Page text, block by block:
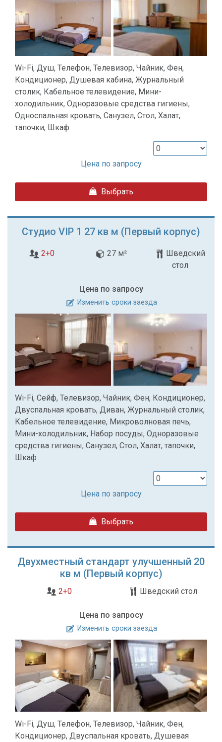
Wi-Fi, Душ, Телефон, Телевизор, Чайник, Фен,
Кондиционер, Душевая кабина, Журнальный
столик, Кабельное телевидение, Мини-
холодильник, Одноразовые средства гигиены,
Односпальная кровать, Санузел, Стол, Халат,
тапочки, Шкаф
Цена по запросу
Выбрать
Студио VIP 1 27 кв м (Первый корпус)
2+0 27 м²
Шведский
стол
Цена по запросу
Изменить сроки заезда
Wi-Fi, Сейф, Телевизор, Чайник, Фен, Кондиционер,
Двуспальная кровать, Диван, Журнальный столик,
Кабельное телевидение, Микроволновая печь,
Мини-холодильник, Набор посуды, Одноразовые
средства гигиены, Санузел, Стол, Халат, тапочки,
Шкаф
Цена по запросу
Выбрать
Двухместный стандарт улучшенный 20
кв м (Первый корпус)
2+0 Шведский стол
Цена по запросу
Изменить сроки заезда
Wi-Fi, Душ, Телефон, Телевизор, Чайник, Фен,
Кондиционер, Двуспальная кровать, Душевая